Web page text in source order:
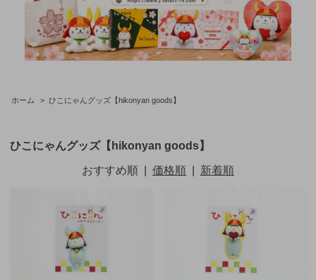
ホーム > ひこにゃんグッズ【hikonyan goods】
ひこにゃんグッズ【hikonyan goods】
おすすめ順 価格順 新着順